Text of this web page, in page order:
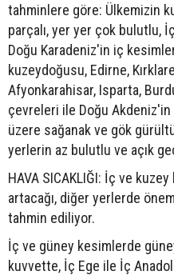
tahminlere göre: Ülkemizin
parçalı, yer yer çok bulutlu,
Doğu Karadeniz'in iç
kuzeydoğusu, Edirne,
Afyonkarahisar, Isparta,
çevreleri ile Doğu
üzere sağanak ve gök
yerlerin az bulutlu ve açık
HAVA SICAKLIĞI: İç ve
artacağı, diğer yerlerde
tahmin ediliyor.
İç ve güney kesimlerde
kuvvette, İç Ege ile İç